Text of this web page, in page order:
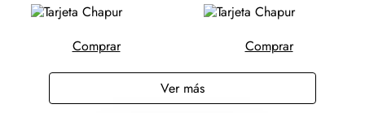
Comprar Comprar